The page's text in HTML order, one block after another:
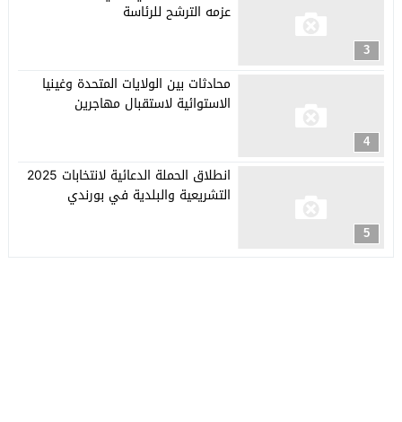
3
عزمه الترشح للرئاسة
4
محادثات بين الولايات المتحدة وغينيا
الاستوائية لاستقبال مهاجرين
5
انطلاق الحملة الدعائية لانتخابات 2025
التشريعية والبلدية في بورندي